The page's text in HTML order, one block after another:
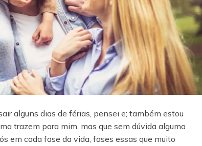
alguns dias de férias, pensei e; também estou
trazem para mim, mas que sem dúvida alguma
em cada fase da vida, fases essas que muito